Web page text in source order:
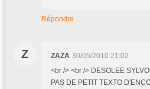
Répondre
Z ZAZA 30/05/2010 21:02
<br /> <br /> DESOLEE
PAS DE PETIT TEXTO